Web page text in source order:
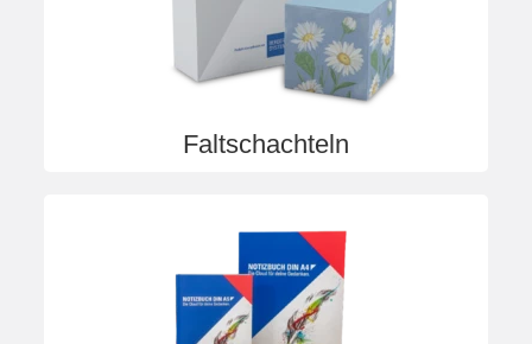
Faltschachteln
Details einblenden